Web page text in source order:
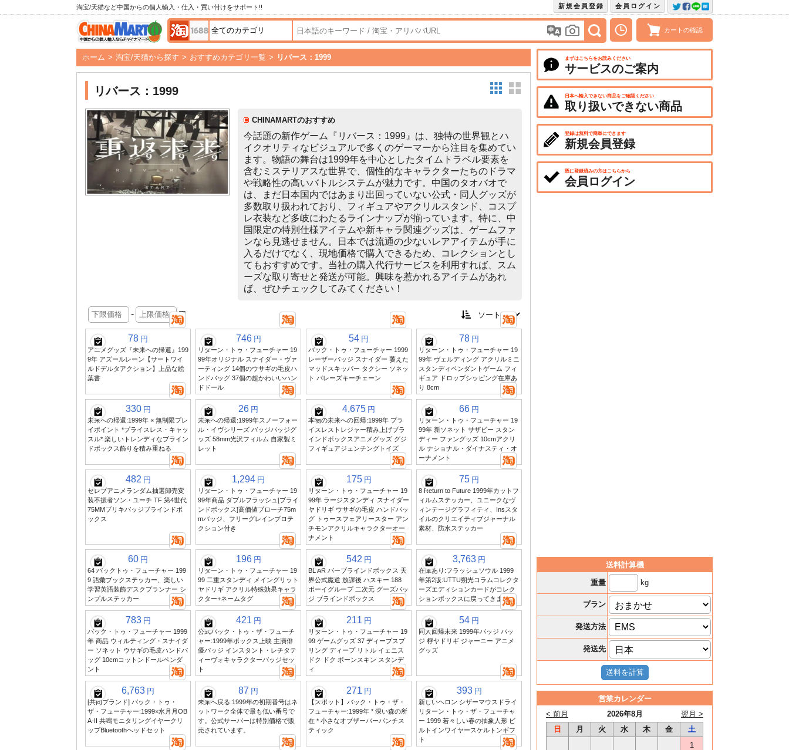
淘宝/天猫など中国からの個人輸入・仕入・買い付けをサポート!! 会員ログイン
新規会員登録
カートの確認
ホーム > 淘宝/天猫から探す > おすすめカテゴリ一覧 > リバース：1999
リバース：1999
CHINAMARTのおすすめ
今話題の新作ゲーム『リバース：1999』は、独特の世界観とハ
イクオリティなビジュアルで多くのゲーマーから注目を集めてい
ます。物語の舞台は1999年を中心としたタイムトラベル要素を
含むミステリアスな世界で、個性的なキャラクターたちのドラマ
や戦略性の高いバトルシステムが魅力です。中国のタオバオで
は、まだ日本国内ではあまり出回っていない公式・同人グッズが
多数取り扱われており、フィギュアやアクリルスタンド、コスプ
レ衣装など多岐にわたるラインナップが揃っています。特に、中
国限定の特別仕様アイテムや新キャラ関連グッズは、ゲームファ
ンなら見逃せません。日本では流通の少ないレアアイテムが手に
入るだけでなく、現地価格で購入できるため、コレクションとし
てもおすすめです。当社の購入代行サービスを利用すれば、スム
ーズな取り寄せと発送が可能。興味を惹かれるアイテムがあれ
ば、ぜひチェックしてみてください！
- 円
78 円
アニメグッズ『未来への帰還』199
9年 アズールレーン【サートワイ
ルドデルタアクション】上品な絵
葉書
746 円
リターン・トゥ・フューチャー 19
99年オリジナル スナイダー・ヴァ
ーティング 14個のウサギの毛皮ハ
ンドバッグ 37個の超かわいいハン
ドドール
54 円
バック・トゥ・フューチャー 1999
レーザーバッジ スナイダー 萎えた
マッドスキッパー タクシー ソネッ
ト バレーズキーチェーン
78 円
リターン・トゥ・フューチャー 19
99年 ヴェルディング アクリルミニ
スタンディペンダントゲーム フィ
ギュア ドロップシッピング在庫あ
り 8cm
330 円
未来への帰還:1999年 × 無制限プレ
イポイント *プライスレス・キャッ
スル* 楽しいトレンディなブライン
ドボックス飾りを積み重ねる
26 円
未来への帰還:1999年スノーフォー
ル・イヴシリーズ バッジバッジグ
ッズ 58mm光沢フィルム 自家製ミ
レット
4,675 円
本物の未来への回帰:1999年 プラ
イスレストレジャー積み上げブラ
インドボックスアニメグッズ グジ
フィギュアジェンチングトイズ
66 円
リターン・トゥ・フューチャー 19
99年 新ソネット サザビー スタン
ディー ファングッズ 10cmアクリ
ル ナショナル・ダイナスティ・オ
ーナメント
482 円
セレブアニメランダム抽選卸売変
装不振者ソン・ユーチ TF 第4世代
75MMブリキバッジブラインドボ
ックス
1,294 円
リターン・トゥ・フューチャー 19
99年商品 ダブルフラッシュ[ブライ
ンドボックス]高価値ブローチ75m
mバッジ、フリーグレインプロテ
クション付き
175 円
リターン・トゥ・フューチャー 19
99年 ラージスタンディ スナイダー
ヤドリギ ウサギの毛皮 ハンドバッ
グ トゥースフェアリースター アン
チモンアクリルキャラクターオー
ナメント
75 円
8 Return to Future 1999年カットフ
ィルムステッカー、ユニークなヴ
ィンテージグラフィティ、Insスタ
イルのクリエイティブジャーナル
素材、防水ステッカー
60 円
64 バックトゥ・フューチャー 199
9 語彙ブックステッカー、楽しい
学習英語装飾デスクプランナー シ
ンプルステッカー
196 円
リターン・トゥ・フューチャー 19
99 二重スタンディ メイングリット
ヤドリギ アクリル特殊効果キャラ
クター+ネームタグ
542 円
BL AR バーブラインドボックス 天
界公式魔道 放課後 ハスキー 188
ボーイグループ 二次元 グーズバッ
ジ ブラインドボックス
3,763 円
在庫あり:フラッシュソウル 1999
年第2版:UTTU朔光コラムコレクタ
ーズエディションカードがコレク
ションボックスに戻ってきました
783 円
バック・トゥ・フューチャー 1999
年 商品 ウィルティング・スナイダ
ー ソネット ウサギの毛皮ハンドバ
ッグ 10cmコットンドールペンダ
ント
421 円
公式バック・トゥ・ザ・フューチ
ャー:1999年ボックス上映 主演俳
優バッジ インスタント・レチタテ
ィーヴォキャラクターバッジセッ
ト
211 円
リターン・トゥ・フューチャー 19
99 ゲームグッズ 37 ディープスプ
リング ディープ リトル イェニス
ドク ドク ボーンスキン スタンデ
ィ
54 円
同人回帰未来 1999年バッジ バッ
ジ 桴ヤドリギ ジャーニー アニメ
グッズ
6,763 円
[共同ブランド] バック・トゥ・
ザ・フューチャー:1999×水月月OB
A-II 共鳴モニタリングイヤークリ
ップBluetoothヘッドセット
87 円
未来へ戻る:1999年の初期番号はネ
ットワーク全体で最も低い番号で
す。公式サーバーは特別価格で販
売されています。
271 円
【スポット】バック・トゥ・ザ・
フューチャー:1999年 * 深い森の所
在 * 小さなオブザーバーパンチス
ティック
393 円
新しいヘロン シザーマウスドライ
リターン・トゥ・ザ・フューチャ
ー 1999 若々しい春の抽象人形 ビ
ルトインワイヤースケルトンギフ
ト
まずはこちらをお読みください
サービスのご案内
日本へ輸入できない商品をご確認ください
取り扱いできない商品
登録は無料で簡単にできます
新規会員登録
既に登録済みの方はこちらから
会員ログイン
送料計算機
重量
kg
プラン
発送方法
発送先
営業カレンダー
2026年8月
< 前月
翌月 >
日
月 火 水 木 金
土
1